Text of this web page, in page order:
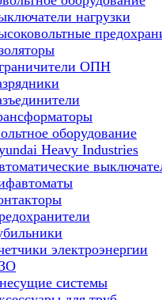
нагрузки
ОПН
оборудование
Heavy Industries
электроэнергии
системы